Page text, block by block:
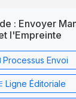
un Manuscrit
: Envoyer
l'Empreinte
Processus Envoi
Ligne Éditoriale